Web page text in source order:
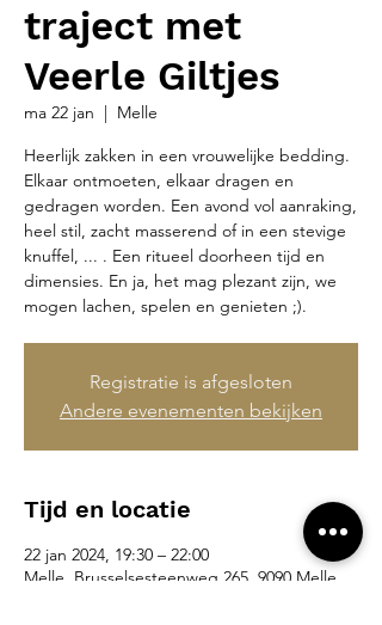
traject met
Veerle Giltjes
ma 22 jan
  |
Melle
Heerlijk zakken in een vrouwelijke bedding.
Elkaar ontmoeten, elkaar dragen en
gedragen worden. Een avond vol aanraking,
heel stil, zacht masserend of in een stevige
knuffel, ... . Een ritueel doorheen tijd en
dimensies. En ja, het mag plezant zijn, we
mogen lachen, spelen en genieten ;).
Registratie is afgesloten
Andere evenementen bekijken
Tijd en locatie
22 jan 2024, 19:30 – 22:00
Melle, Brusselsesteenweg 265, 9090 Melle,